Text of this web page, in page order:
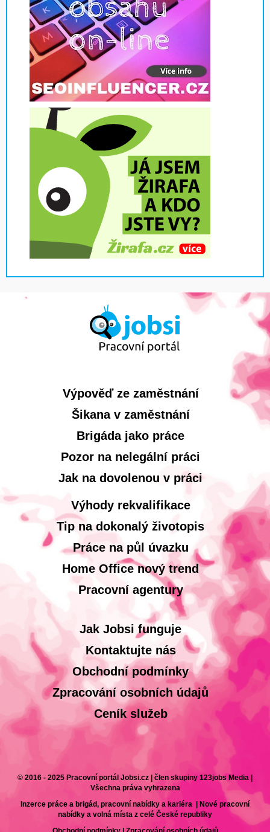
Výpověď ze zaměstnání
Šikana v zaměstnání
Brigáda jako práce
Pozor na nelegální práci
Jak na dovolenou v práci
Výhody rekvalifikace
Tip na dokonalý životopis
Práce na půl úvazku
Home Office nový trend
Pracovní agentury
Jak Jobsi funguje
Kontaktujte nás
Obchodní podmínky
Zpracování osobních údajů
Ceník služeb
© 2016 - 2025 Pracovní portál Jobsi.cz | člen skupiny 123jobs Media |
Všechna práva vyhrazena
Inzerce práce a brigád, pracovní nabídky a kariéra | Nové pracovní
nabídky a volná místa z celé České republiky